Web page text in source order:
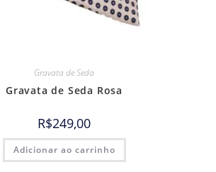
Gravata de Seda
Gravata de Seda Rosa
R$249,00
Adicionar ao carrinho